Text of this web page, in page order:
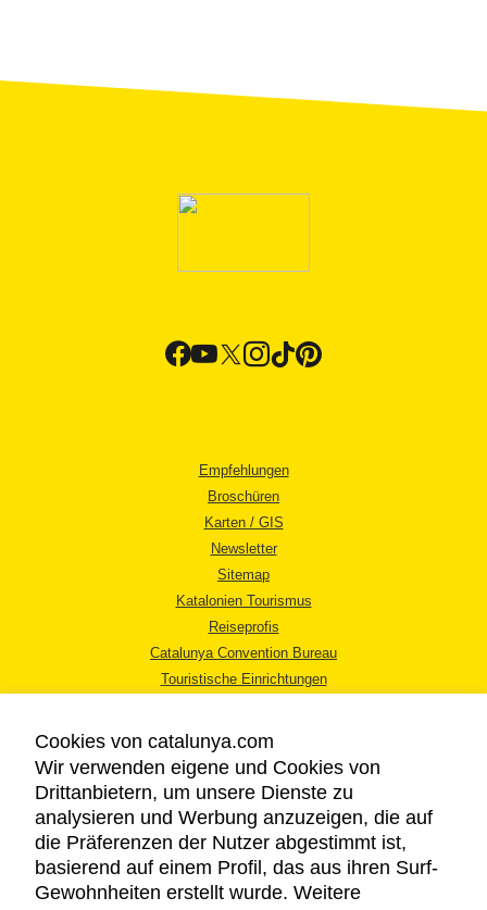
Empfehlungen
Broschüren
Karten / GIS
Newsletter
Sitemap
Katalonien Tourismus
Reiseprofis
Catalunya Convention Bureau
Touristische Einrichtungen
RECHTLICHER HINWEIS
DATENSCHUTZICHTLINIE
Cookies von catalunya.com
Wir verwenden eigene und Cookies von
Drittanbietern, um unsere Dienste zu
analysieren und Werbung anzuzeigen, die auf
die Präferenzen der Nutzer abgestimmt ist,
basierend auf einem Profil, das aus ihren Surf-
Gewohnheiten erstellt wurde. Weitere